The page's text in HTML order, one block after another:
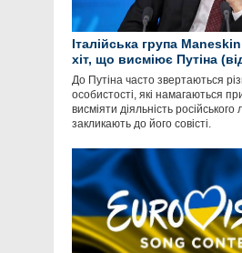
Італійська група
хіт, що висміює Путіна
До Путіна часто звертаються
особистості, які намагаються
висміяти діяльність російського
закликають до його совісті.